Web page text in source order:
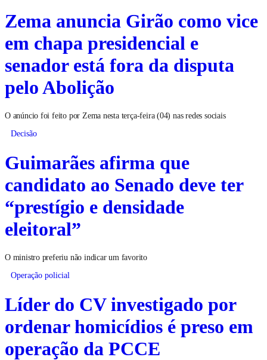
Zema anuncia Girão como vice
em chapa presidencial e
senador está fora da disputa
pelo Abolição
O anúncio foi feito por Zema nesta terça-feira (04) nas redes sociais
Decisão
Guimarães afirma que
candidato ao Senado deve ter
“prestígio e densidade
eleitoral”
O ministro preferiu não indicar um favorito
Operação policial
Líder do CV investigado por
ordenar homicídios é preso em
operação da PCCE